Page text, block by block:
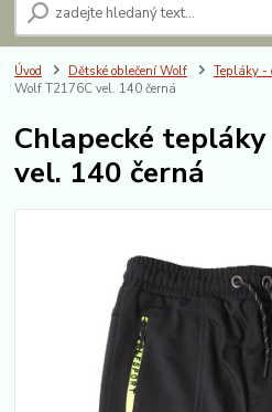
Úvod Dětské oblečení Wolf Tepláky -
Wolf T2176C vel. 140 černá
Chlapecké
vel. 140 černá